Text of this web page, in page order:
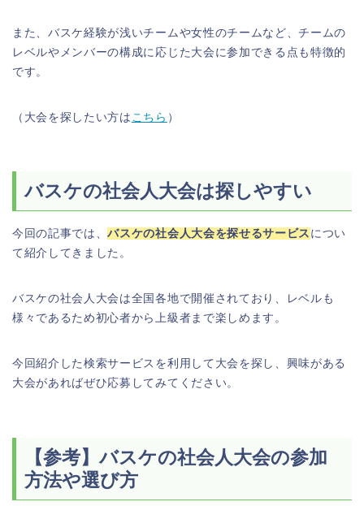
また、バスケ経験が浅いチームや女性のチームなど、チームの
レベルやメンバーの構成に応じた大会に参加できる点も特徴的
です。
（大会を探したい方は こちら ）
バスケの社会人大会は探しやすい
今回の記事では、バスケの社会人大会を探せるサービス につい
て紹介してきました。
バスケの社会人大会は全国各地で開催されており、レベルも
様々であるため初心者から上級者まで楽しめます。
今回紹介した検索サービスを利用して大会を探し、興味がある
大会があればぜひ応募してみてください。
【参考】バスケの社会人大会の参加
方法や選び方